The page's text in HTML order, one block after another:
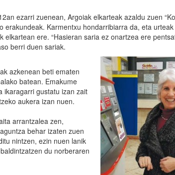
ezarri zuenean, Argoiak elkarteak azaldu zuen
erakundeak. Karmentxu hondarribiarra da, eta
ere. “Hasieran saria ez onartzea ere
berri duen sariak.
azkenean beti ematen
batean. Emakume
ikaragarri gustatu izan zait
aukera izan nuen.
arrantzalea zen,
behar izaten zuen
nintzen, ezin nuen lanik
du norberaren